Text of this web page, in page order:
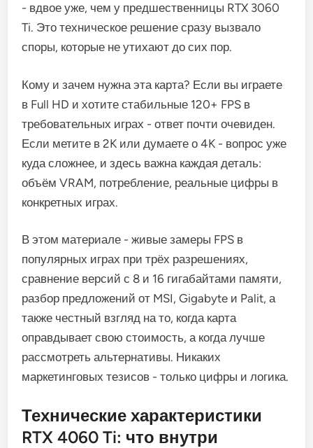
- вдвое уже, чем у предшественницы RTX 3060
Ti. Это техническое решение сразу вызвало
споры, которые не утихают до сих пор.
Кому и зачем нужна эта карта? Если вы играете
в Full HD и хотите стабильные 120+ FPS в
требовательных играх - ответ почти очевиден.
Если метите в 2K или думаете о 4K - вопрос уже
куда сложнее, и здесь важна каждая деталь:
объём VRAM, потребление, реальные цифры в
конкретных играх.
В этом материале - живые замеры FPS в
популярных играх при трёх разрешениях,
сравнение версий с 8 и 16 гигабайтами памяти,
разбор предложений от MSI, Gigabyte и Palit, а
также честный взгляд на то, когда карта
оправдывает свою стоимость, а когда лучше
рассмотреть альтернативы. Никаких
маркетинговых тезисов - только цифры и логика.
Технические характеристики
RTX 4060 Ti: что внутри